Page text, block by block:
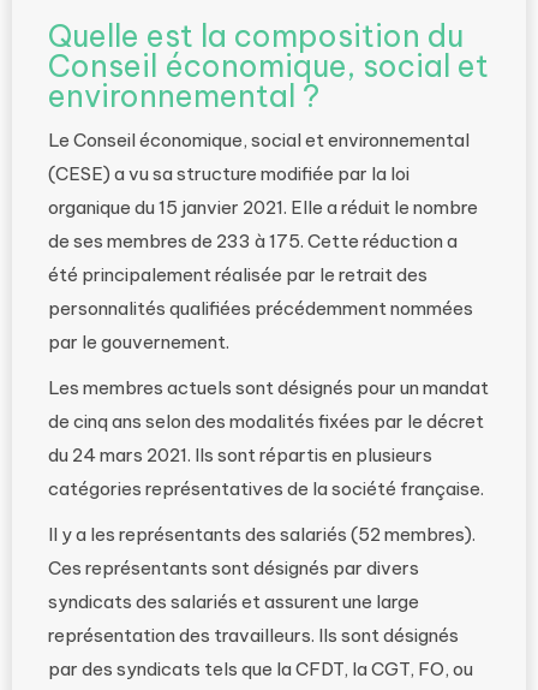
Quelle est la composition du
Conseil économique, social et
environnemental ?
Le Conseil économique, social et environnemental
(CESE) a vu sa structure modifiée par la loi
organique du 15 janvier 2021. Elle a réduit le nombre
de ses membres de 233 à 175. Cette réduction a
été principalement réalisée par le retrait des
personnalités qualifiées précédemment nommées
par le gouvernement.
Les membres actuels sont désignés pour un mandat
de cinq ans selon des modalités fixées par le décret
du 24 mars 2021. Ils sont répartis en plusieurs
catégories représentatives de la société française.
Il y a les représentants des salariés (52 membres).
Ces représentants sont désignés par divers
syndicats des salariés et assurent une large
représentation des travailleurs. Ils sont désignés
par des syndicats tels que la CFDT, la CGT, FO, ou